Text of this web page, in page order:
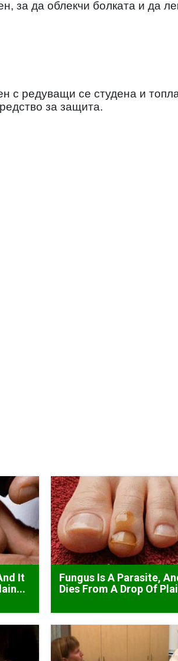
за да облекчи болката и да
с редуващи се студена и
за защита.
It
Fungus Is A Parasite,
Dies From A Drop Of